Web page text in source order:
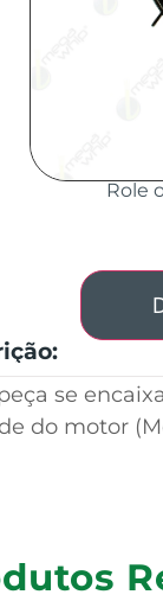
Role
se
do motor